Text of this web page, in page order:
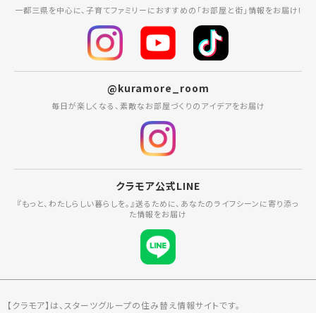
一都三県を中心に、子育てファミリーにおすすめの「お部屋と街」情報をお届け!
@kuramore_room
毎日が楽しくなる、素敵なお部屋づくりのアイデアをお届け
クラモア公式LINE
『もっと、わたしらしい暮らしを。』送るために、あなたのライフシーンに寄り添っ
た情報をお届け
【クラモア】は、スターツグループの住み替え情報サイトです。